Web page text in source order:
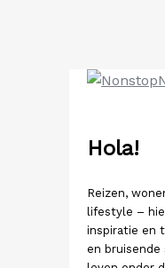
Hola!
Reizen,
lifestyle –
inspiratie en
en